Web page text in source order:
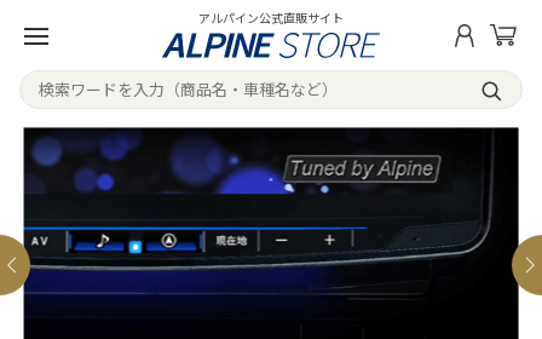
アルパイン公式直販サイト